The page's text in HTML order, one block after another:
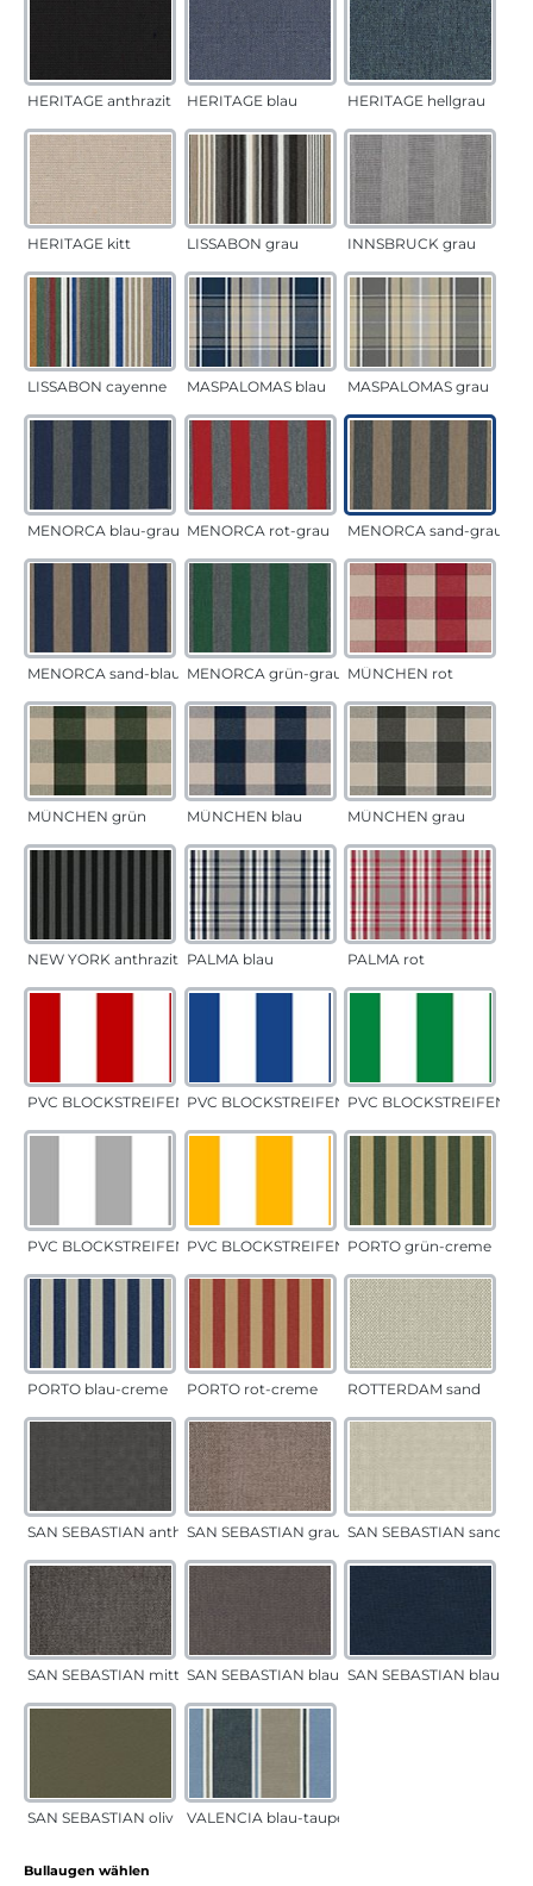
HERITAGE anthrazit HERITAGE blau HERITAGE hellgrau
HERITAGE kitt LISSABON grau INNSBRUCK grau
LISSABON cayenne MASPALOMAS blau MASPALOMAS grau
MENORCA blau-grau MENORCA rot-grau MENORCA sand-grau
MENORCA sand-blau MENORCA grün-grau MÜNCHEN rot
MÜNCHEN grün MÜNCHEN blau MÜNCHEN grau
NEW YORK anthrazit PALMA blau PALMA rot
PVC BLOCKSTREIFEN rotPVC BLOCKSTREIFEN blauPVC BLOCKSTREIFEN
PVC BLOCKSTREIFEN grauPVC BLOCKSTREIFEN gelbPORTO grün-creme
PORTO blau-creme PORTO rot-creme ROTTERDAM sand
SAN SEBASTIAN anthrazitSAN SEBASTIAN grau-sandSAN SEBASTIAN sand
SAN SEBASTIAN mittelgrauSAN SEBASTIAN blau-sandSAN SEBASTIAN blau
SAN SEBASTIAN oliv VALENCIA blau-taupe
Bullaugen wählen